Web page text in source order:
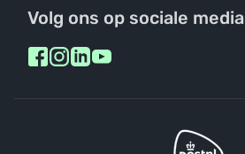
Volg ons op sociale media